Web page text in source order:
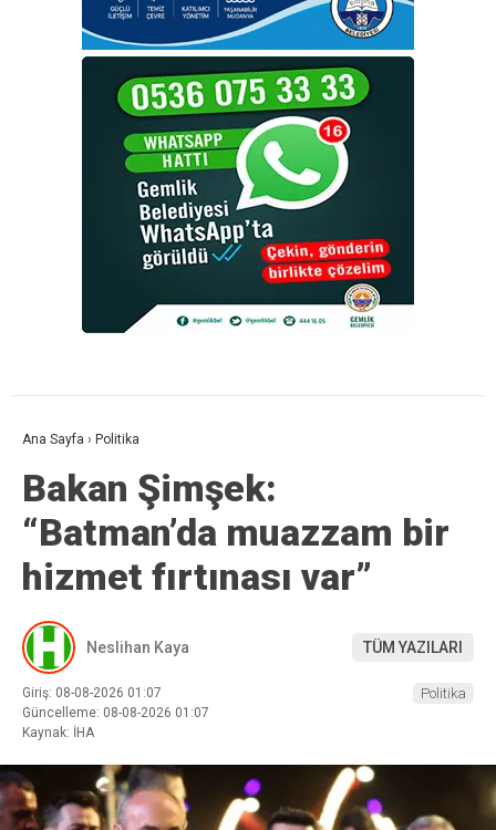
Ana Sayfa › Politika
Bakan Şimşek:
“Batman’da muazzam bir
hizmet fırtınası var”
Neslihan Kaya TÜM YAZILARI
Giriş: 08-08-2026 01:07
Güncelleme: 08-08-2026 01:07
Kaynak: İHA
Politika